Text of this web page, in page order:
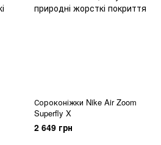
Сороконіжки Nike Air Zoom
Superfly X
2 649 грн